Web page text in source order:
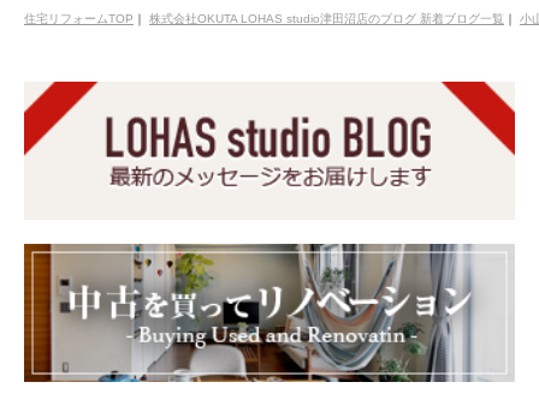
住宅リフォームTOP ｜ 株式会社OKUTA LOHAS studio津田沼店のブログ 新着ブログ一覧 ｜ 小